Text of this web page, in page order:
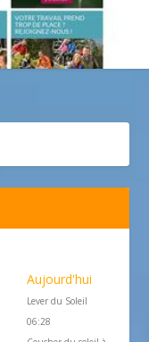
Aujourd'hui
Lever du Soleil
06:28